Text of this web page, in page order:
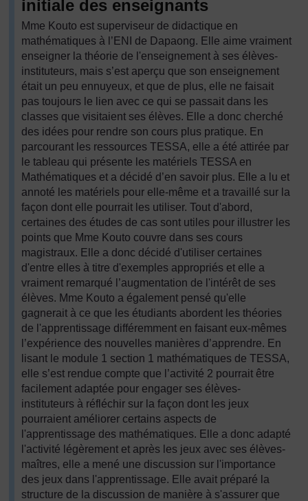
initiale des enseignants
Mme Kouto est superviseur de didactique en
mathématiques à l’ENI de Dapaong. Elle aime vraiment
enseigner la théorie de l'enseignement à ses élèves-
instituteurs, mais s’est aperçu que son enseignement
était un peu ennuyeux, et que de plus, elle ne faisait
pas toujours le lien avec ce qui se passait dans les
classes que visitaient ses élèves. Elle a donc cherché
des idées pour rendre son cours plus pratique. En
parcourant les ressources TESSA, elle a été attirée par
le tableau qui présente les matériels TESSA en
Mathématiques et a décidé d’en savoir plus. Elle a lu et
annoté les matériels pour elle-même et a travaillé sur la
façon dont elle pourrait les utiliser. Tout d'abord,
certaines des études de cas sont utiles pour illustrer les
points que Mme Kouto couvre dans ses cours
magistraux. Elle a donc décidé d'utiliser certaines
d'entre elles à titre d'exemples appropriés et elle a
vraiment remarqué l’augmentation de l'intérêt de ses
élèves. Mme Kouto a également pensé qu'elle
gagnerait à ce que les étudiants abordent les théories
de l'apprentissage différemment en faisant eux-mêmes
l’expérience des nouvelles manières d’apprendre. En
lisant le module 1 section 1 mathématiques de TESSA,
elle s’est rendue compte que l’activité 2 pourrait être
facilement adaptée pour engager ses élèves-
instituteurs à réfléchir sur la façon dont les jeux
pourraient améliorer certains aspects de
l'apprentissage des mathématiques. Elle a donc adapté
l'activité légèrement et après les jeux avec ses élèves-
maîtres, elle a mené une discussion sur l'importance
des jeux dans l'apprentissage. Elle avait préparé la
structure de la discussion de manière à s'assurer que